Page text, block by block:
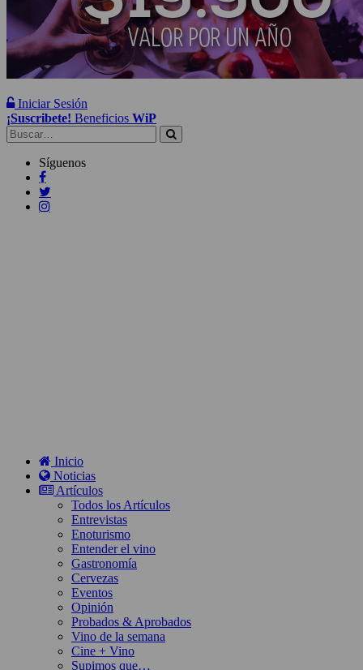
Iniciar Sesión
¡Suscribete! Beneficios WiP
Buscar:
Síguenos
Inicio
Noticias
Artículos
Todos los Artículos
Entrevistas
Enoturismo
Entender el vino
Gastronomía
Cervezas
Eventos
Opinión
Probados & Aprobados
Vino de la semana
Cine + Vino
Supimos que…